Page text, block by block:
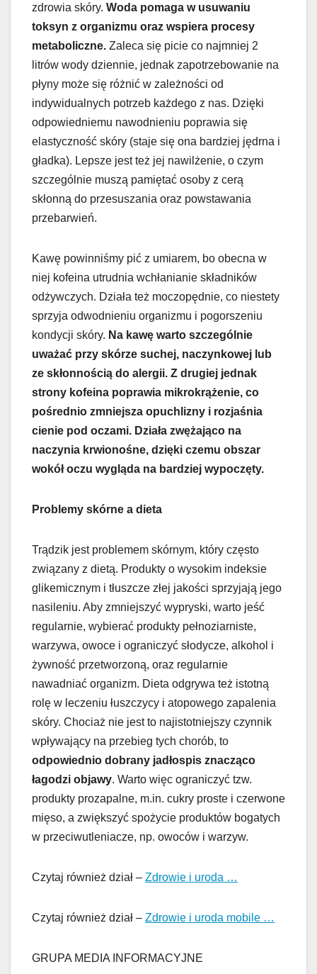
zdrowia skóry. Woda pomaga w usuwaniu
toksyn z organizmu oraz wspiera procesy
metaboliczne. Zaleca się picie co najmniej 2
litrów wody dziennie, jednak zapotrzebowanie na
płyny może się różnić w zależności od
indywidualnych potrzeb każdego z nas. Dzięki
odpowiedniemu nawodnieniu poprawia się
elastyczność skóry (staje się ona bardziej jędrna i
gładka). Lepsze jest też jej nawilżenie, o czym
szczególnie muszą pamiętać osoby z cerą
skłonną do przesuszania oraz powstawania
przebarwień.
Kawę powinniśmy pić z umiarem, bo obecna w
niej kofeina utrudnia wchłanianie składników
odżywczych. Działa też moczopędnie, co niestety
sprzyja odwodnieniu organizmu i pogorszeniu
kondycji skóry. Na kawę warto szczególnie
uważać przy skórze suchej, naczynkowej lub
ze skłonnością do alergii. Z drugiej jednak
strony kofeina poprawia mikrokrążenie, co
pośrednio zmniejsza opuchlizny i rozjaśnia
cienie pod oczami. Działa zwężająco na
naczynia krwionośne, dzięki czemu obszar
wokół oczu wygląda na bardziej wypoczęty.
Problemy skórne a dieta
Trądzik jest problemem skórnym, który często
związany z dietą. Produkty o wysokim indeksie
glikemicznym i tłuszcze złej jakości sprzyjają jego
nasileniu. Aby zmniejszyć wypryski, warto jeść
regularnie, wybierać produkty pełnoziarniste,
warzywa, owoce i ograniczyć słodycze, alkohol i
żywność przetworzoną, oraz regularnie
nawadniać organizm. Dieta odgrywa też istotną
rolę w leczeniu łuszczycy i atopowego zapalenia
skóry. Chociaż nie jest to najistotniejszy czynnik
wpływający na przebieg tych chorób, to
odpowiednio dobrany jadłospis znacząco
łagodzi objawy. Warto więc ograniczyć tzw.
produkty prozapalne, m.in. cukry proste i czerwone
mięso, a zwiększyć spożycie produktów bogatych
w przeciwutleniacze, np. owoców i warzyw.
Czytaj również dział – Zdrowie i uroda …
Czytaj również dział – Zdrowie i uroda mobile …
GRUPA MEDIA INFORMACYJNE